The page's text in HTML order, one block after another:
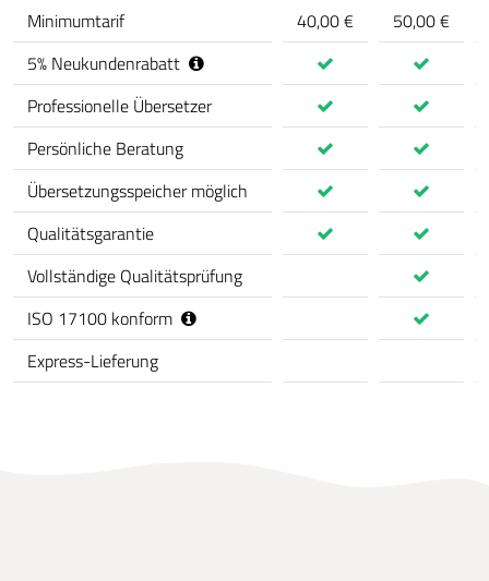
Minimumtarif
40,00 €
50,00 €
5% Neukundenrabatt
Professionelle Übersetzer
Persönliche Beratung
Übersetzungsspeicher möglich
Qualitätsgarantie
Vollständige Qualitätsprüfung
ISO 17100 konform
Express-Lieferung